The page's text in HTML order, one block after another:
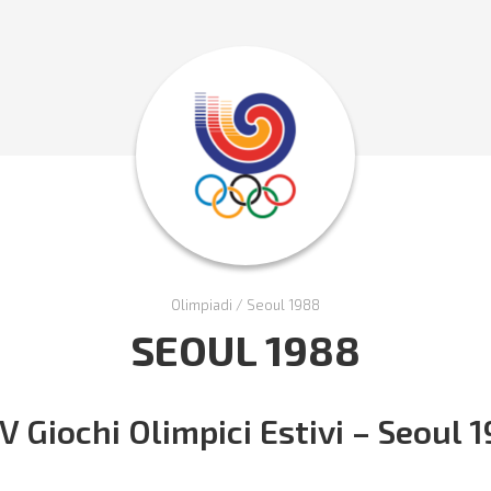
Olimpiadi / Seoul 1988
SEOUL 1988
Giochi Olimpici Estivi – Seoul